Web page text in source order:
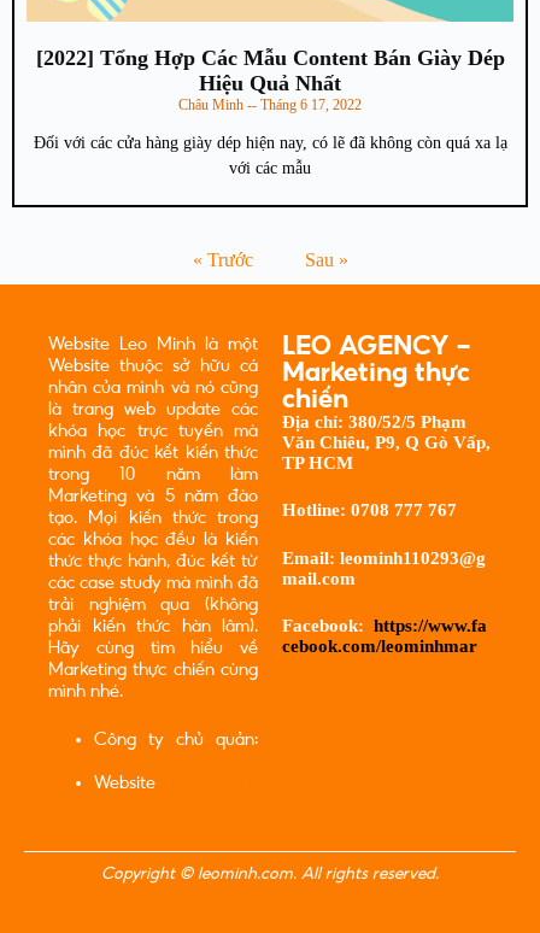
[2022] Tổng Hợp Các Mẫu Content Bán Giày Dép
Hiệu Quả Nhất
Châu Minh Tháng 6 17, 2022
Đối với các cửa hàng giày dép hiện nay, có lẽ đã không còn quá xa lạ
với các mẫu
« Trước Sau »
Website Leo Minh là một
Website thuộc sở hữu cá
nhân của mình và nó cũng
là trang web update các
khóa học trực tuyến mà
mình đã đúc kết kiến thức
trong 10 năm làm
Marketing và 5 năm đào
tạo. Mọi kiến thức trong
các khóa học đều là kiến
thức thực hành, đúc kết từ
các case study mà mình đã
trải nghiệm qua (không
phải kiến thức hàn lâm).
Hãy cùng tìm hiểu về
Marketing thực chiến cùng
mình nhé.
Công ty chủ quản:
Website
LEO AGENCY -
Marketing thực
chiến
Địa chỉ: 380/52/5 Phạm
Văn Chiêu, P9, Q Gò Vấp,
TP HCM
Hotline: 0708 777 767
Email: leominh110293@g
mail.com
Facebook: https://www.fa
cebook.com/leominhmar
Copyright © leominh.com. All rights reserved.